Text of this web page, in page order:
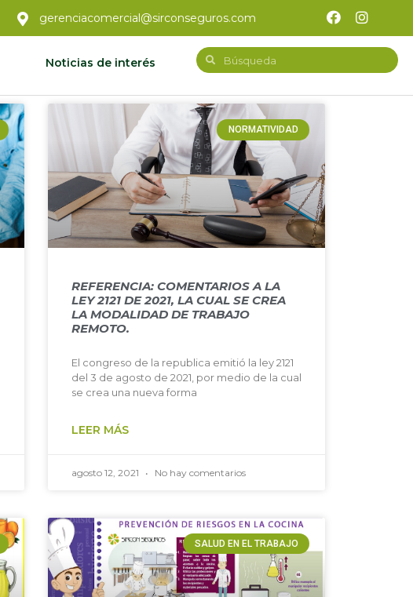
gerenciacomercial@sirconseguros.com
Noticias de interés
NORMATIVIDAD
REFERENCIA: COMENTARIOS A LA
LEY 2121 DE 2021, LA CUAL SE CREA
LA MODALIDAD DE TRABAJO
REMOTO.
El congreso de la republica emitió la ley 2121
del 3 de agosto de 2021, por medio de la cual
se crea una nueva forma
LEER MÁS
agosto 12, 2021 No hay comentarios
SALUD EN EL TRABAJO